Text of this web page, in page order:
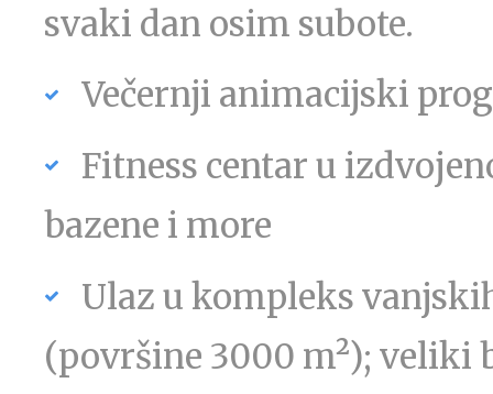
svaki dan osim subote.
Večernji animacijski
Fitness centar u
bazene i more
Ulaz u kompleks
(površine 3000 m²); veliki